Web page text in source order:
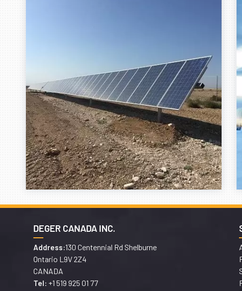
DEGER CANADA INC.
Address:130 Centennial Rd Shelburne
Ontario L9V 2Z4
CANADA
Tel: +1 519 925 01 77